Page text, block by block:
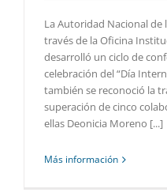
La Autoridad Nacional de
través de la Oficina
desarrolló un ciclo de
celebración del “Día
también se reconoció la
superación de cinco
ellas Deonicia Moreno [...]
Más información